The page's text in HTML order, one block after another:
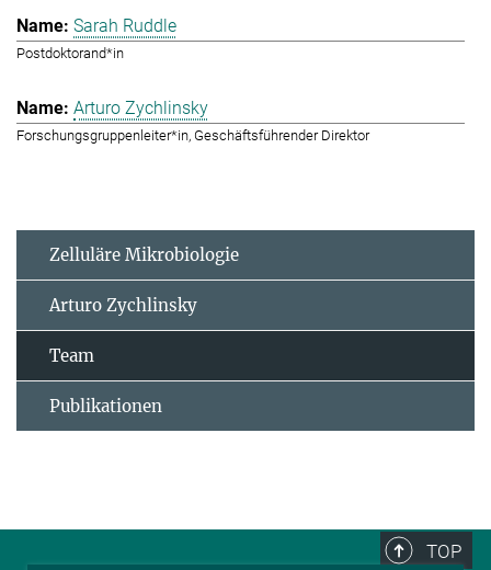
Sarah Ruddle
Postdoktorand*in
Arturo Zychlinsky
Forschungsgruppenleiter*in, Geschäftsführender Direktor
Zelluläre Mikrobiologie
Arturo Zychlinsky
Team
Publikationen
TOP